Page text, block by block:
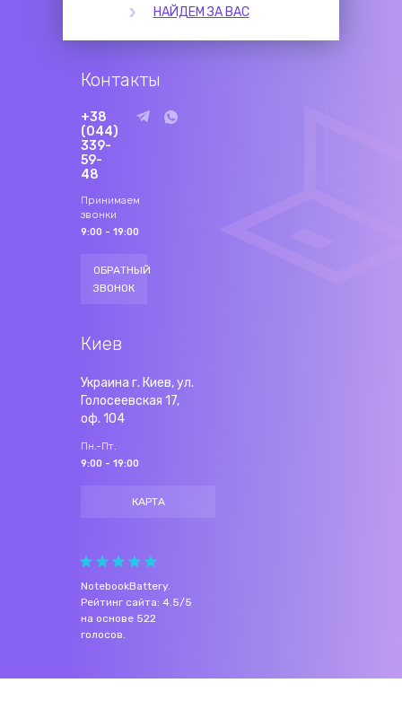
НАЙДЕМ ЗА ВАС
Контакты
+38
(044)
339-
59-
48
Принимаем
звонки
9:00 - 19:00
ОБРАТНЫЙ
ЗВОНОК
Киев
Украина г. Киев, ул.
Голосеевская 17,
оф. 104
Пн.-Пт.
9:00 - 19:00
КАРТА
NotebookBattery.
Рейтинг сайта: 4.5/5
на основе 522
голосов.